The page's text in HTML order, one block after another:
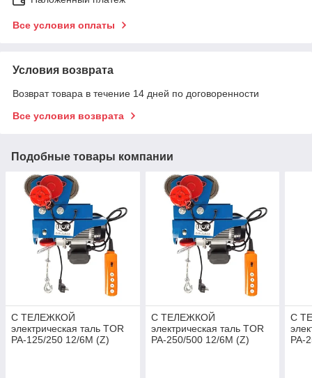
Все условия оплаты
Условия возврата
Возврат товара в течение 14 дней по договоренности
Все условия возврата
Подобные товары компании
С ТЕЛЕЖКОЙ
электрическая таль TOR
PA-125/250 12/6M (Z)
С ТЕЛЕЖКОЙ
электрическая таль TOR
PA-250/500 12/6M (Z)
С
PA-